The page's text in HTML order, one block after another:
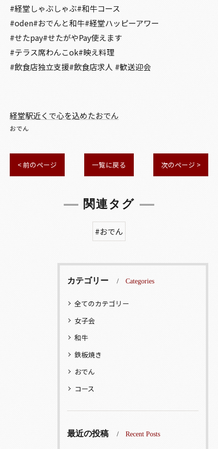
#経堂しゃぶしゃぶ#和牛コース
#oden#おでんと和牛#経堂ハッピーアワー
#せたpay#せたがやPay使えます
#テラス席わんこok#映え料理
#飲食店独立支援#飲食店求人 #歓送迎会
経堂駅近くで心を込めたおでん
おでん
< 前のページ 一覧に戻る 次のページ >
関連タグ
#おでん
カテゴリー Categories
全てのカテゴリー
女子会
和牛
鉄板焼き
おでん
コース
最近の投稿 Recent Posts